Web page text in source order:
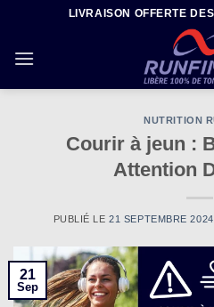
contenu
LIVRAISON OFFERTE
NUTRITION
Courir à jeun :
Attention
PUBLIÉ LE21 SEPTEMBRE 2024
21
Sep